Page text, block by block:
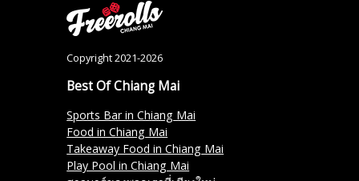
Copyright 2021-2026
Best Of Chiang Mai
Sports Bar in Chiang Mai
Food in Chiang Mai
Takeaway Food in Chiang Mai
Play Pool in Chiang Mai